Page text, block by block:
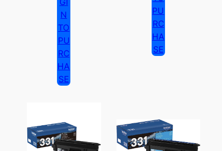
N
TO
PU
RC
HA
SE
PU
RC
HA
SE